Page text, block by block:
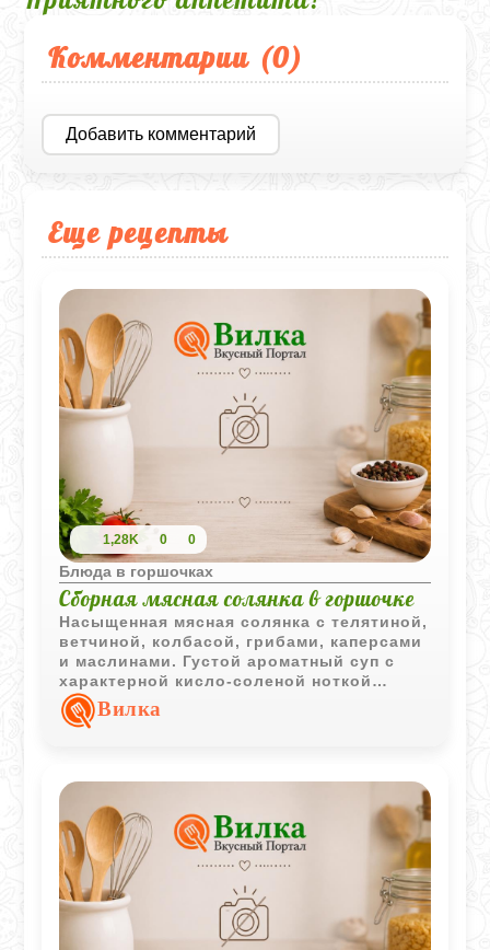
Комментарии (0)
Добавить комментарий
Еще рецепты
1,28K 0 0
Блюда в горшочках
Сборная мясная солянка в горшочке
Насыщенная мясная солянка с телятиной,
ветчиной, колбасой, грибами, каперсами
и маслинами. Густой ароматный суп с
характерной кисло-соленой ноткой
отлично подходит для сытного обеда.
Вилка